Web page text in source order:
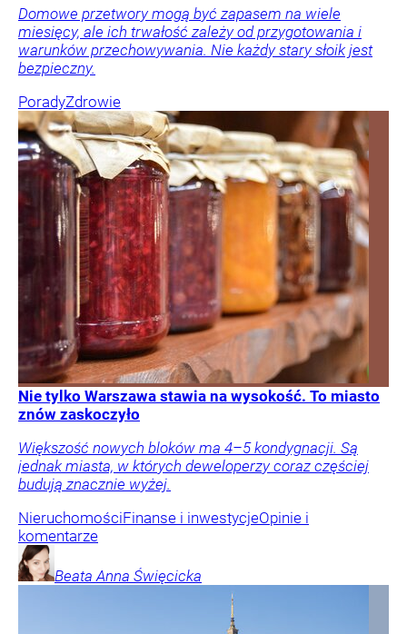
Domowe przetwory mogą być zapasem na wiele
miesięcy, ale ich trwałość zależy od przygotowania i
warunków przechowywania. Nie każdy stary słoik jest
bezpieczny.
PoradyZdrowie
Nie tylko Warszawa stawia na wysokość. To miasto
znów zaskoczyło
Większość nowych bloków ma 4–5 kondygnacji. Są
jednak miasta, w których deweloperzy coraz częściej
budują znacznie wyżej.
NieruchomościFinanse i inwestycjeOpinie i
komentarze
Beata Anna Święcicka